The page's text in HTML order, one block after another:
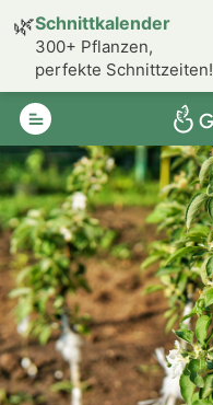
🌿Schnittkalender
300+ Pflanzen,
perfekte Schnittzeiten!